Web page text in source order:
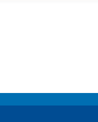
17 - 39100 Bozen - Tel. 0471